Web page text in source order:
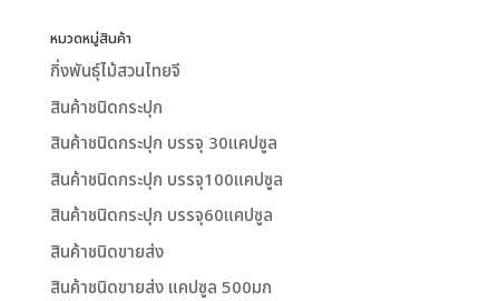
หมวดหมู่สินค้า
กิ่งพันธุ์ไม้สวนไทยจี
สินค้าชนิดกระปุก
สินค้าชนิดกระปุก บรรจุ 30แคปซูล
สินค้าชนิดกระปุก บรรจุ100แคปซูล
สินค้าชนิดกระปุก บรรจุ60แคปซูล
สินค้าชนิดขายส่ง
สินค้าชนิดขายส่ง แคปซูล 500มก